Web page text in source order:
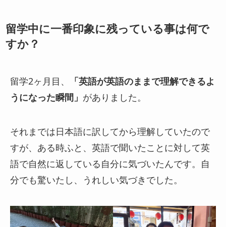
留学中に一番印象に残っている事は何で
すか？
留学2ヶ月目、
「英語が英語のままで理解できるよ
うになった瞬間」 がありました。
それまでは日本語に訳してから理解していたので
すが、ある時ふと、英語で聞いたことに対して英
語で自然に返している自分に気づいたんです。自
分でも驚いたし、うれしい気づきでした。